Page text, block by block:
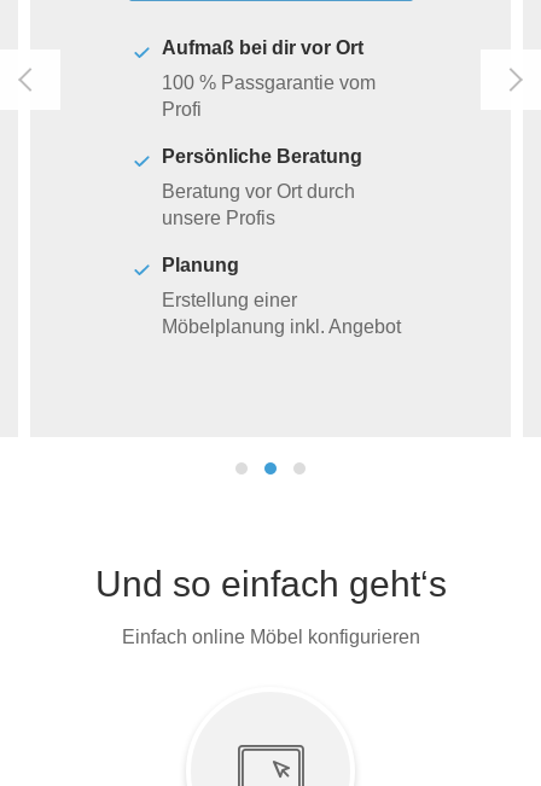
Aufmaß bei dir vor Ort
100 % Passgarantie vom
Profi
Persönliche Beratung
Beratung vor Ort durch
unsere Profis
Planung
Erstellung einer
Möbelplanung inkl. Angebot
Und so einfach geht‘s
Einfach online Möbel konfigurieren